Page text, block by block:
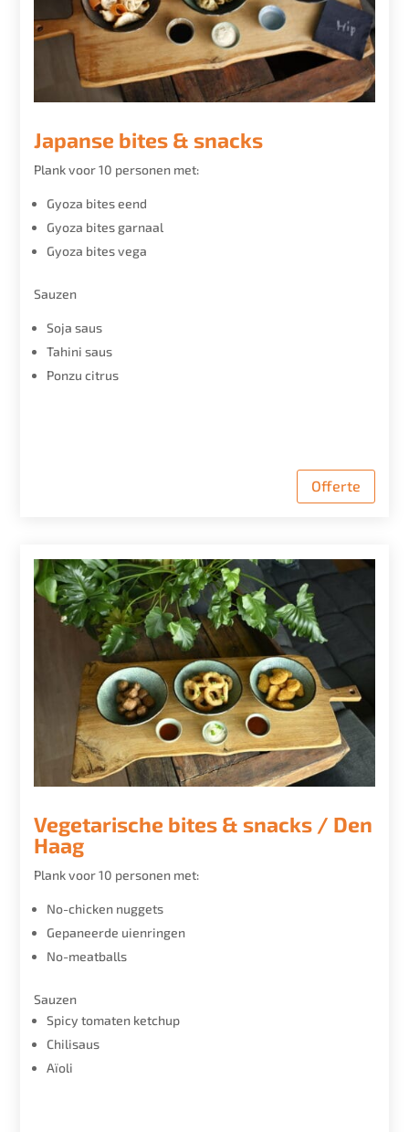
Japanse bites & snacks
Plank voor 10 personen met:
Gyoza bites eend
Gyoza bites garnaal
Gyoza bites vega
Sauzen
Soja saus
Tahini saus
Ponzu citrus
Offerte
Vegetarische bites & snacks / Den
Haag
Plank voor 10 personen met:
No-chicken nuggets
Gepaneerde uienringen
No-meatballs
Sauzen
Spicy tomaten ketchup
Chilisaus
Aïoli